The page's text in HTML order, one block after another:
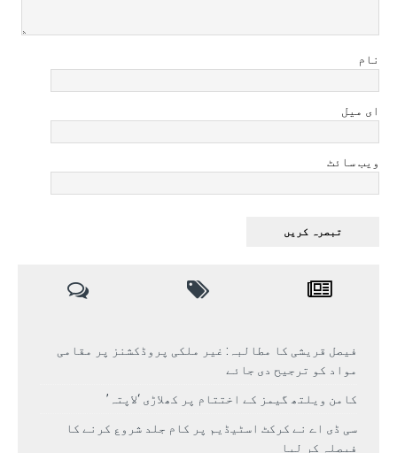
نام
ای میل
ویب سائٹ
فیصل قریشی کا مطالبہ: غیر ملکی پروڈکشنز پر مقامی
مواد کو ترجیح دی جائے
کامن ویلتھ گیمز کے اختتام پر کھلاڑی ‘لاپتہ’
سی ڈی اے نے کرکٹ اسٹیڈیم پر کام جلد شروع کرنے کا
فیصلہ کر لیا